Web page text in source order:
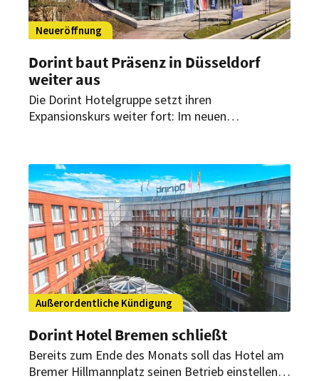
Neueröffnung
Dorint baut Präsenz in Düsseldorf
weiter aus
Die Dorint Hotelgruppe setzt ihren
Expansionskurs weiter fort: Im neuen
by Dorint. Das Haus verbindet modernes Design
mit der Modegeschichte des Standorts.
Außerordentliche Kündigung
Dorint Hotel Bremen schließt
Bereits zum Ende des Monats soll das Hotel am
Bremer Hillmannplatz seinen Betrieb einstellen.